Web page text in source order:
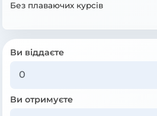
Без плаваючих курсів
Ви віддаєте
Ви отримуєте